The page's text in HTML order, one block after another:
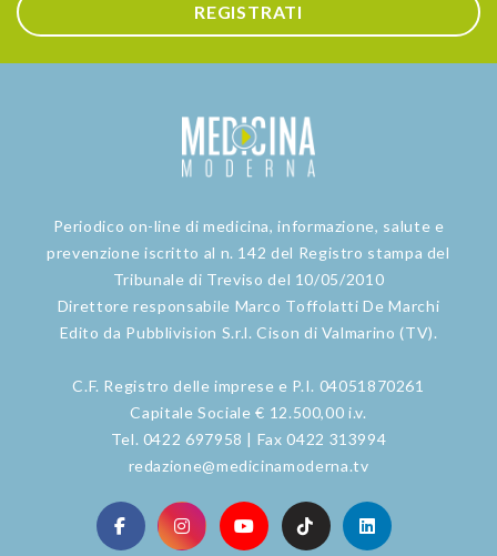
REGISTRATI
Periodico on-line di medicina, informazione, salute e
prevenzione iscritto al n. 142 del Registro stampa del
Tribunale di Treviso del 10/05/2010
Direttore responsabile Marco Toffolatti De Marchi
Edito da Pubblivision S.r.l. Cison di Valmarino (TV).
C.F. Registro delle imprese e P.I. 04051870261
Capitale Sociale € 12.500,00 i.v.
Tel. 0422 697958 | Fax 0422 313994
redazione@medicinamoderna.tv